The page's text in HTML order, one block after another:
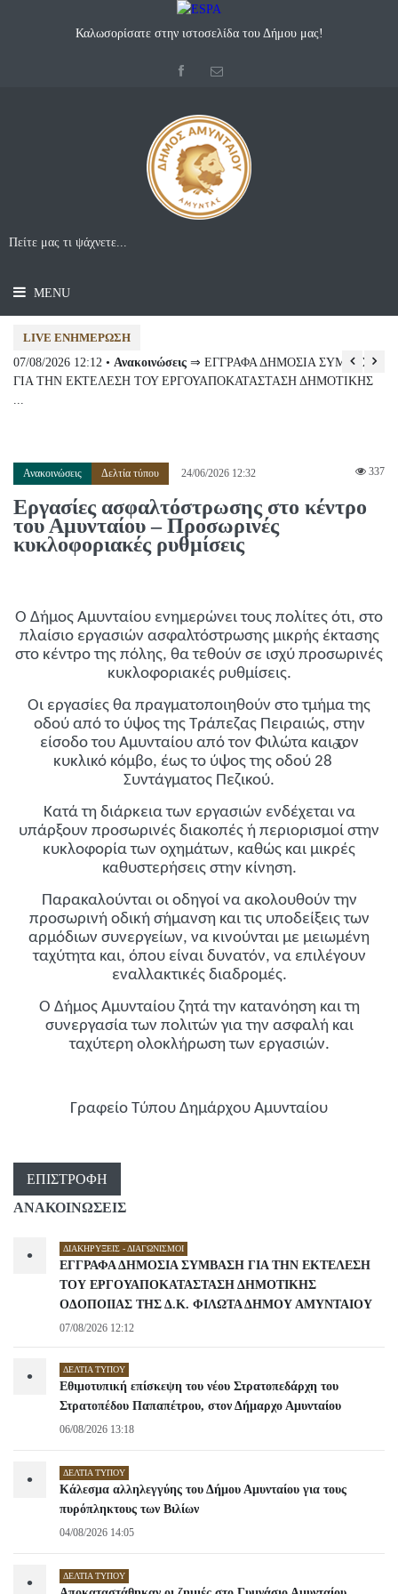
Καλωσορίσατε στην ιστοσελίδα του Δήμου μας!
MENU
LIVE ΕΝΗΜΈΡΩΣΗ
07/08/2026 12:12 • Ανακοινώσεις ⇒ ΕΓΓΡΑΦΑ ΔΗΜΟΣΙΑ ΣΥΜΒΑΣΗ
ΓΙΑ ΤΗΝ ΕΚΤΕΛΕΣΗ ΤΟΥ ΕΡΓΟΥΑΠΟΚΑΤΑΣΤΑΣΗ ΔΗΜΟΤΙΚΗΣ
...
Ανακοινώσεις Δελτία τύπου 24/06/2026 12:32 337
Εργασίες ασφαλτόστρωσης στο κέντρο
του Αμυνταίου – Προσωρινές
κυκλοφοριακές ρυθμίσεις
Ο Δήμος Αμυνταίου ενημερώνει τους πολίτες ότι, στο
πλαίσιο εργασιών ασφαλτόστρωσης μικρής έκτασης
στο κέντρο της πόλης, θα τεθούν σε ισχύ προσωρινές
κυκλοφοριακές ρυθμίσεις.
Οι εργασίες θα πραγματοποιηθούν στο τμήμα της
οδού από το ύψος της Τράπεζας Πειραιώς, στην
είσοδο του Αμυνταίου από τον Φιλώτα και τον
κυκλικό κόμβο, έως το ύψος της οδού 28
ου
Συντάγματος Πεζικού.
Κατά τη διάρκεια των εργασιών ενδέχεται να
υπάρξουν προσωρινές διακοπές ή περιορισμοί στην
κυκλοφορία των οχημάτων, καθώς και μικρές
καθυστερήσεις στην κίνηση.
Παρακαλούνται οι οδηγοί να ακολουθούν την
προσωρινή οδική σήμανση και τις υποδείξεις των
αρμόδιων συνεργείων, να κινούνται με μειωμένη
ταχύτητα και, όπου είναι δυνατόν, να επιλέγουν
εναλλακτικές διαδρομές.
Ο Δήμος Αμυνταίου ζητά την κατανόηση και τη
συνεργασία των πολιτών για την ασφαλή και
ταχύτερη ολοκλήρωση των εργασιών.
Γραφείο Τύπου Δημάρχου Αμυνταίου
ΕΠΙΣΤΡΟΦΉ
ΑΝΑΚΟΙΝΩΣΕΙΣ
• ΔΙΑΚΗΡΎΞΕΙΣ - ΔΙΑΓΩΝΙΣΜΟΊ
ΕΓΓΡΑΦΑ ΔΗΜΟΣΙΑ ΣΥΜΒΑΣΗ ΓΙΑ ΤΗΝ ΕΚΤΕΛΕΣΗ
ΤΟΥ ΕΡΓΟΥΑΠΟΚΑΤΑΣΤΑΣΗ ΔΗΜΟΤΙΚΗΣ
ΟΔΟΠΟΙΙΑΣ ΤΗΣ Δ.Κ. ΦΙΛΩΤΑ ΔΗΜΟΥ ΑΜΥΝΤΑΙΟΥ
07/08/2026 12:12
• ΔΕΛΤΊΑ ΤΎΠΟΥ
Εθιμοτυπική επίσκεψη του νέου Στρατοπεδάρχη του
Στρατοπέδου Παπαπέτρου, στον Δήμαρχο Αμυνταίου
06/08/2026 13:18
• ΔΕΛΤΊΑ ΤΎΠΟΥ
Κάλεσμα αλληλεγγύης του Δήμου Αμυνταίου για τους
πυρόπληκτους των Βιλίων
04/08/2026 14:05
• ΔΕΛΤΊΑ ΤΎΠΟΥ